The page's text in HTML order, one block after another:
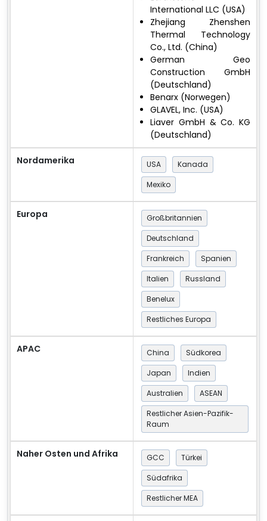
International LLC (USA)
Zhejiang Zhenshen
Thermal Technology
Co., Ltd. (China)
German Geo
Construction GmbH
(Deutschland)
Benarx (Norwegen)
GLAVEL, Inc. (USA)
Liaver GmbH & Co. KG
(Deutschland)
Nordamerika USA
Kanada
Mexiko
Europa
Großbritannien
Deutschland
Frankreich
Spanien
Italien
Russland
Benelux
Restliches Europa
APAC China
Südkorea
Japan
Indien
Australien
ASEAN
Restlicher Asien-Pazifik-
Raum
Naher Osten und Afrika GCC
Türkei
Südafrika
Restlicher MEA